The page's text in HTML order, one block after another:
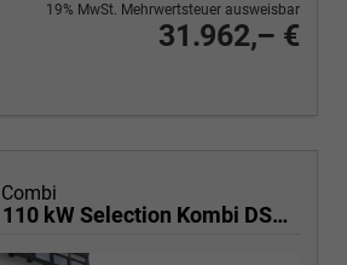
31.962,– €
19% MwSt. Mehrwertsteuer ausweisbar
drucken
1.5 TSI mHEV 110 kW Selection Kombi DSG AHK ACC Kamera Sunset